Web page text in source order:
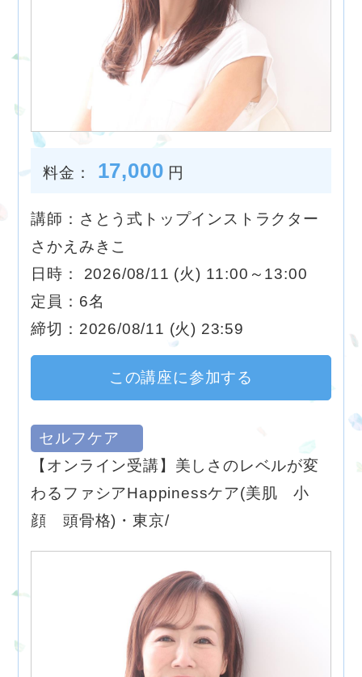
料金： 17,000 円
講師：さとう式トップインストラクター
さかえみきこ
日時： 2026/08/11 (火) 11:00～13:00
定員：6名
締切：2026/08/11 (火) 23:59
この講座に参加する
セルフケア
【オンライン受講】美しさのレベルが変
わるファシアHappinessケア(美肌 小
顔 頭骨格)・東京/